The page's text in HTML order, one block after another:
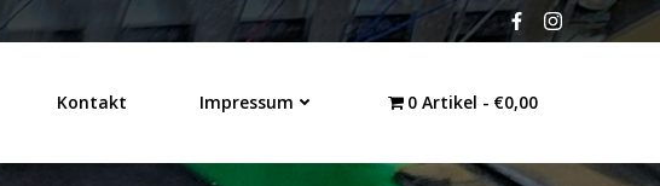
Kontakt Impressum 0 Artikel €0,00